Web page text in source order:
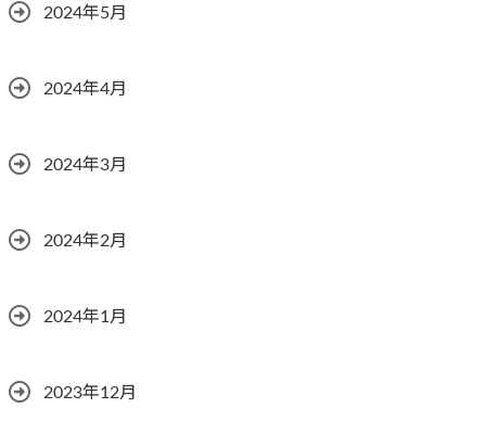
2024年5月
2024年4月
2024年3月
2024年2月
2024年1月
2023年12月